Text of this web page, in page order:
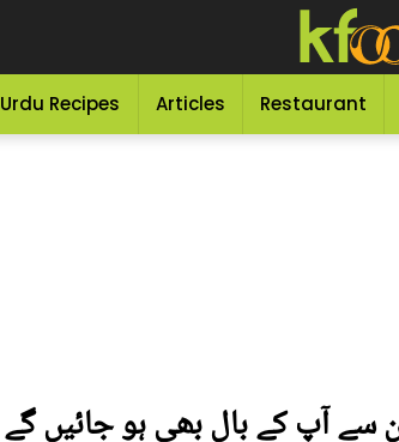
Urdu Recipes Articles Restaurant
کے 5 قدرتی طریقے جن سے آپ کے بال بھی ہو